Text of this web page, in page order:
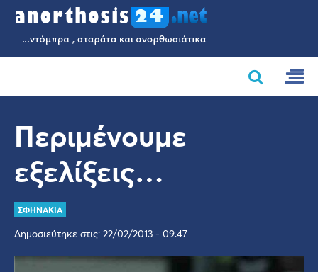
Περιμένουμε
εξελίξεις…
ΣΦΗΝΑΚΙΑ
Δημοσιεύτηκε στις: 22/02/2013 - 09:47